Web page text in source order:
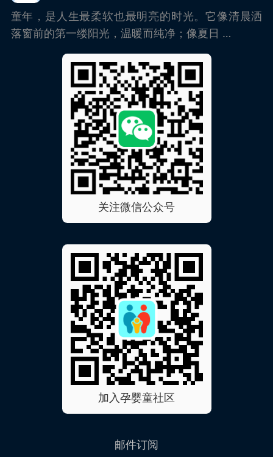
童年，是人生最柔软也最明亮的时光。它像清晨洒
落窗前的第一缕阳光，温暖而纯净；像夏日 …
关注微信公众号
加入孕婴童社区
邮件订阅